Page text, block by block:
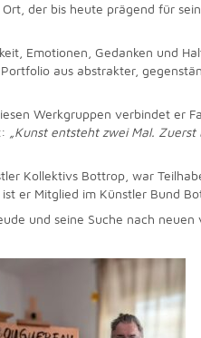
der bis heute prägend für sein
Emotionen, Gedanken und
aus abstrakter,
Werkgruppen verbindet er
„Kunst entsteht zwei Mal. Zuerst
Kollektivs Bottrop, war
er Mitglied im Künstler Bund
und seine Suche nach neuen